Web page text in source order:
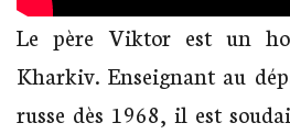
Le père Viktor est un
Kharkiv. Enseignant au
russe dès 1968, il est